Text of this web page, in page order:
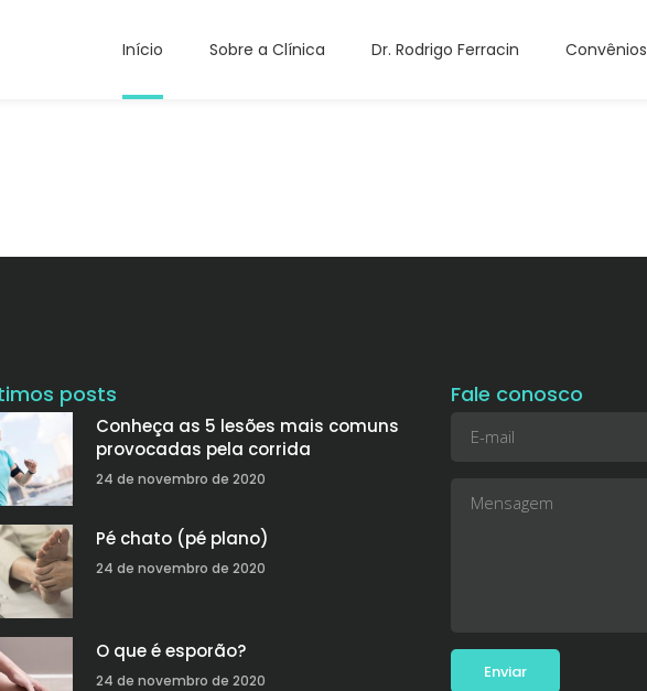
Início Sobre a Clínica Dr. Rodrigo Ferracin Convênios
posts
Conheça as 5 lesões mais comuns
provocadas pela corrida
24 de novembro de 2020
Pé chato (pé plano)
24 de novembro de 2020
O que é esporão?
24 de novembro de 2020
Fale conosco